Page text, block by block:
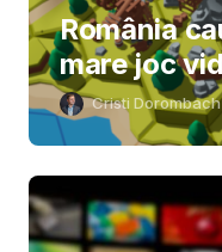
România
mare joc
Cristi Dorombach